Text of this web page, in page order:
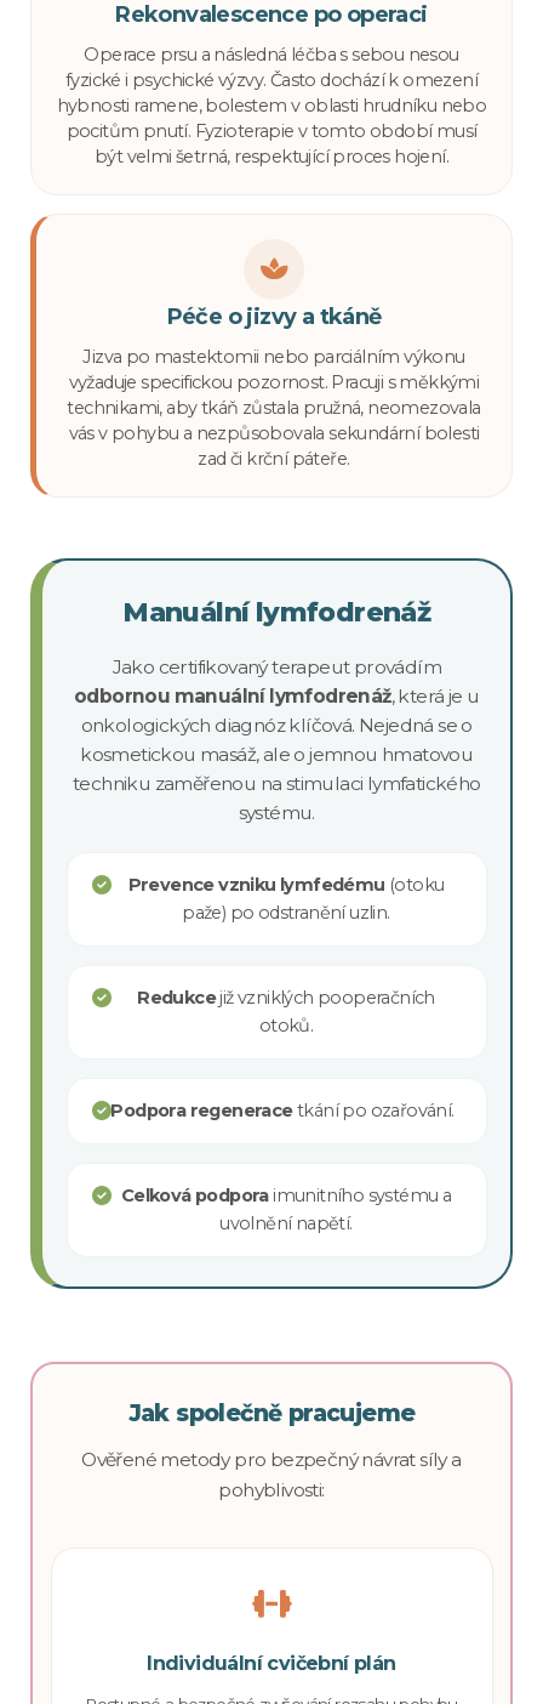
Rekonvalescence po operaci
Operace prsu a následná léčba s sebou nesou
fyzické i psychické výzvy. Často dochází k omezení
hybnosti ramene, bolestem v oblasti hrudníku nebo
pocitům pnutí. Fyzioterapie v tomto období musí
být velmi šetrná, respektující proces hojení.
Péče o jizvy a tkáně
Jizva po mastektomii nebo parciálním výkonu
vyžaduje specifickou pozornost. Pracuji s měkkými
technikami, aby tkáň zůstala pružná, neomezovala
vás v pohybu a nezpůsobovala sekundární bolesti
zad či krční páteře.
Manuální lymfodrenáž
Jako certifikovaný terapeut provádím
odbornou manuální lymfodrenáž, která je u
onkologických diagnóz klíčová. Nejedná se o
kosmetickou masáž, ale o jemnou hmatovou
techniku zaměřenou na stimulaci lymfatického
systému.
Prevence vzniku lymfedému (otoku
paže) po odstranění uzlin.
Redukcejiž vzniklých pooperačních
otoků.
Podpora regeneracetkání po ozařování.
Celková podporaimunitního systému a
uvolnění napětí.
Jak společně pracujeme
Ověřené metody pro bezpečný návrat síly a
pohyblivosti:
Individuální cvičební plán